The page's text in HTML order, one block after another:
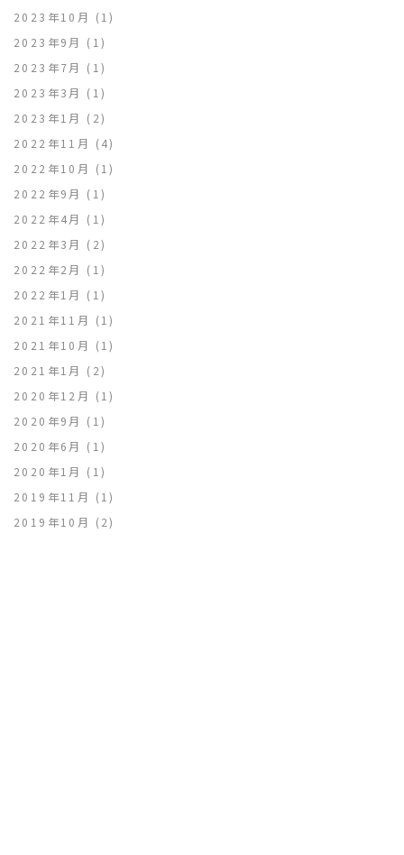
2023年10月
(1)
2023年9月
(1)
2023年7月
(1)
2023年3月
(1)
2023年1月
(2)
2022年11月
(4)
2022年10月
(1)
2022年9月
(1)
2022年4月
(1)
2022年3月
(2)
2022年2月
(1)
2022年1月
(1)
2021年11月
(1)
2021年10月
(1)
2021年1月
(2)
2020年12月
(1)
2020年9月
(1)
2020年6月
(1)
2020年1月
(1)
2019年11月
(1)
2019年10月
(2)